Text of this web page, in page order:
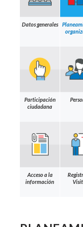
Datos generales
Participación
ciudadana
Acceso a la
información